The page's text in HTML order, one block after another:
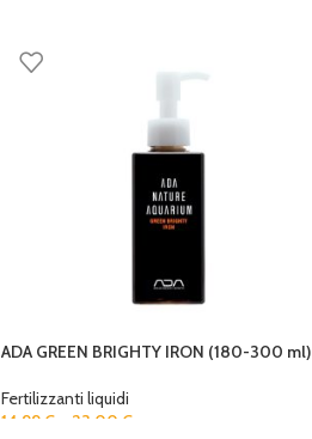
ADA GREEN BRIGHTY IRON (180-300 ml)
Fertilizzanti liquidi
14,99 € 23,00 €